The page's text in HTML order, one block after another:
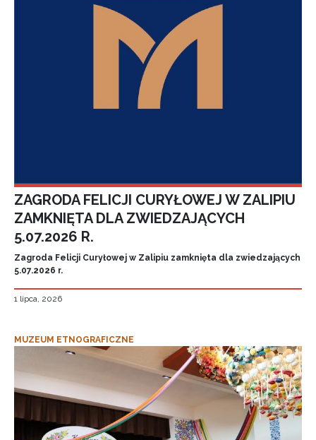
ZAGRODA FELICJI CURYŁOWEJ W ZALIPIU
ZAMKNIĘTA DLA ZWIEDZAJĄCYCH
5.07.2026 R.
Zagroda Felicji Curyłowej w Zalipiu zamknięta dla zwiedzających
5.07.2026 r.
1 lipca, 2026
MUZEUM ETNOGRAFICZNE